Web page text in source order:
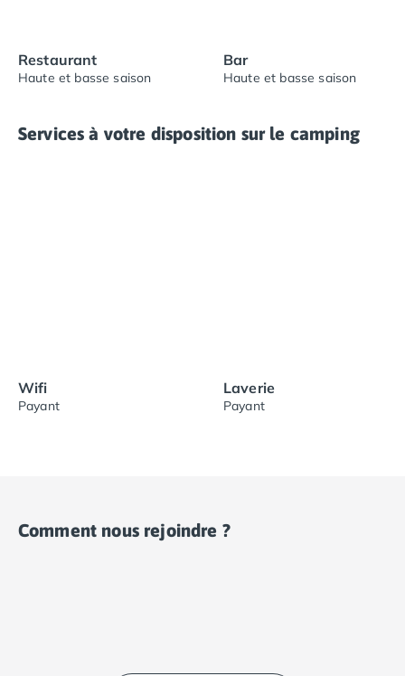
Restaurant
Haute et basse saison
Bar
Haute et basse saison
Services à votre disposition sur le camping
Wifi
Payant
Laverie
Payant
Comment nous rejoindre ?